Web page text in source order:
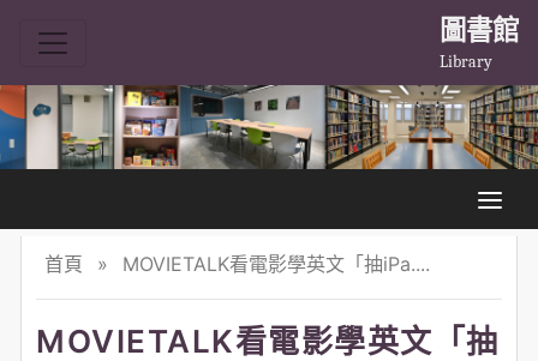
圖書館
Library
首頁 » MOVIETALK看電影學英文「抽iPa....
MOVIETALK看電影學英文「抽